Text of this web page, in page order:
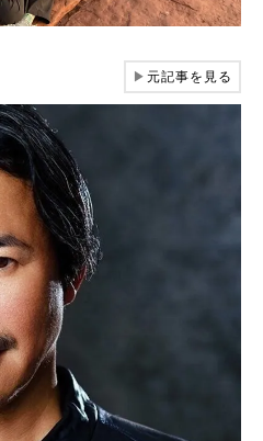
▶元記事を見る